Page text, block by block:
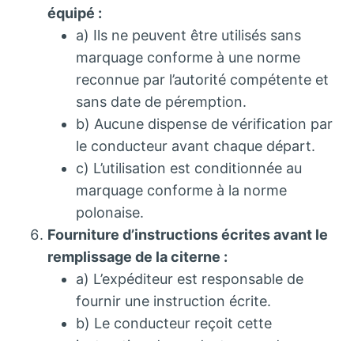
équipé :
a) Ils ne peuvent être utilisés sans
marquage conforme à une norme
reconnue par l’autorité compétente et
sans date de péremption.
b) Aucune dispense de vérification par
le conducteur avant chaque départ.
c) L’utilisation est conditionnée au
marquage conforme à la norme
polonaise.
Fourniture d’instructions écrites avant le
remplissage de la citerne :
a) L’expéditeur est responsable de
fournir une instruction écrite.
b) Le conducteur reçoit cette